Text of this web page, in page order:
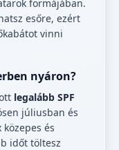
formájában.
esőre, ezért
vinni
nyáron?
legalább SPF
júliusban és
és
időt töltesz